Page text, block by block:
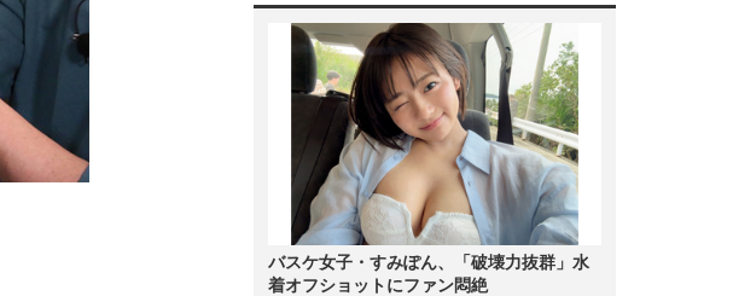
バスケ女子・すみぽん、「破壊力抜群」水
着オフショットにファン悶絶